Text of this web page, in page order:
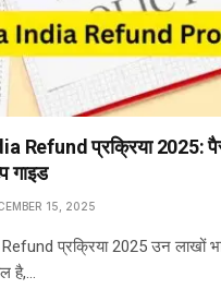
Refund प्रक्रिया 2025:
गाइड
15, 2025
प्रक्रिया 2025 उन लाखों
है,…